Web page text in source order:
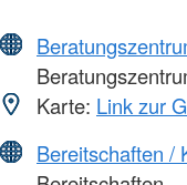
Karte: Link zur
Bereitschaften /